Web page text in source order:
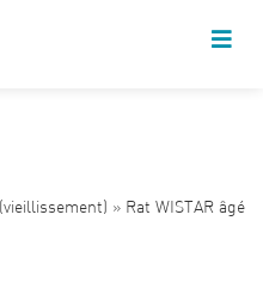
» Rat WISTAR âgé